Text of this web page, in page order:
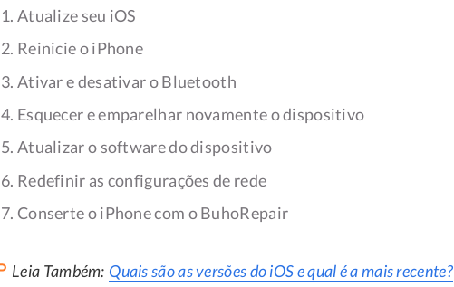
1. Atualize seu iOS
2. Reinicie o iPhone
3. Ativar e desativar o Bluetooth
4. Esquecer e emparelhar novamente o dispositivo
5. Atualizar o software do dispositivo
6. Redefinir as configurações de rede
7. Conserte o iPhone com o BuhoRepair
Leia Também: Quais são as versões do iOS e qual é a mais recente?